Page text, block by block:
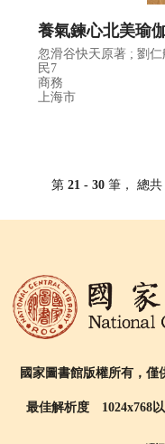
養氣鍊心北美瑜
忽滑谷快天原著 ; 劉仁
民7
商務
上海市
第 21 - 30 筆， 總共
國家圖書館版權所有，
最佳解析度 1024x768